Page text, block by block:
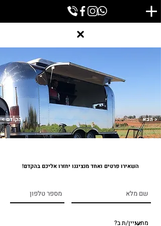
< הקודם הבא >
השאירו פרטים ואחד מנציגנו יחזרו אליכם בהקדם!